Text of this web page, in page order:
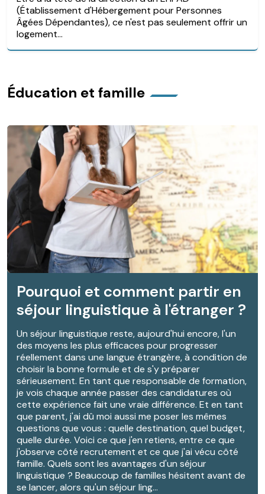
(Établissement d'Hébergement pour Personnes
Âgées Dépendantes), ce n'est pas seulement offrir un
logement...
Éducation et famille
Pourquoi et comment partir en
séjour linguistique à l'étranger ?
Un séjour linguistique reste, aujourd'hui encore, l'un
des moyens les plus efficaces pour progresser
réellement dans une langue étrangère, à condition de
choisir la bonne formule et de s'y préparer
sérieusement. En tant que responsable de formation,
je vois chaque année passer des candidatures où
cette expérience fait une vraie différence. Et en tant
que parent, j'ai dû moi aussi me poser les mêmes
questions que vous : quelle destination, quel budget,
quelle durée. Voici ce que j'en retiens, entre ce que
j'observe côté recrutement et ce que j'ai vécu côté
famille. Quels sont les avantages d'un séjour
linguistique ? Beaucoup de familles hésitent avant de
se lancer, alors qu'un séjour ling...